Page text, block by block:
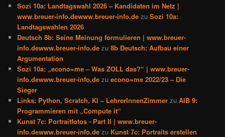
Sozi 10a: Landtagswahl 2026 – Kandidaten im Netz |
www.breuer-info.dewww.breuer-info.de zuSozi 10a:
Landtagswahlen 2026
Deutsch 8b: Seine Meinung formulieren | www.breuer-
info.dewww.breuer-info.de zu8b Deutsch: Aufbau einer
Argumentation
Sozi 10a: „econo=me – Was ZOLL das?“ | www.breuer-
info.dewww.breuer-info.de zuecono=me 2022/23 – Die
Sieger
Links: Python, Scratch, KI – LehrerInnenZimmer zuAIB 9:
Programmieren mit „Compute it“
Kunst 7c: Portraitfotos - Part II | www.breuer-
info.dewww.breuer-info.de zu Kunst 7c: Portraits erstellen